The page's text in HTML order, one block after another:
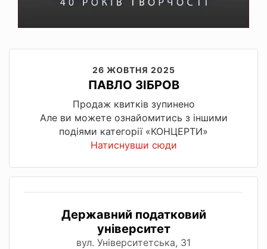
26 ЖОВТНЯ 2025
ПАВЛО ЗІБРОВ
Продаж квитків зупинено
Але ви можете ознайомитись з іншими
подіями категорії «КОНЦЕРТИ»
Натиснувши сюди
Державний податковий
університет
вул. Університетська, 31